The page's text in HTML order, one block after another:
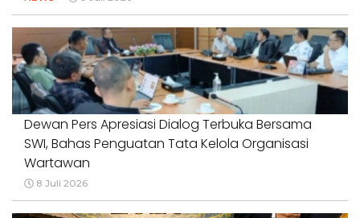
Dewan Pers Apresiasi Dialog Terbuka Bersama
SWI, Bahas Penguatan Tata Kelola Organisasi
Wartawan
8 Juli 2026